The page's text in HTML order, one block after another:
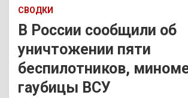
СВОДКИ
В России сообщили об
уничтожении пяти
беспилотников,
гаубицы ВСУ